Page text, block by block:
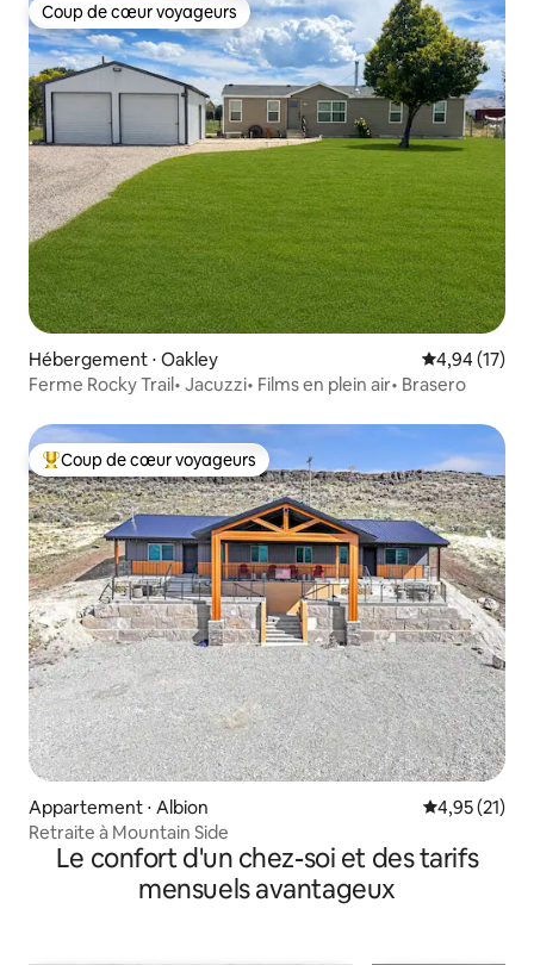
Coup de cœur voyageurs
Coup de cœur voyageurs
Hébergement ⋅ Oakley Évaluation
4,94 (17)
Ferme Rocky Trail• Jacuzzi• Films en plein air• Brasero
Coups de cœur voyageurs les plus appréciés
Coup de cœur voyageurs
Appartement ⋅ Albion Évaluation
4,95 (21)
Retraite à Mountain Side
Le confort d'un chez-soi et des tarifs
mensuels avantageux